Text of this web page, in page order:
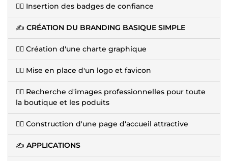
👉🏽 Insertion des badges de confiance
✍️ CRÉATION DU BRANDING BASIQUE SIMPLE
👉🏽 Création d'une charte graphique
👉🏽 Mise en place d'un logo et favicon
👉🏽 Recherche d'images professionnelles pour toute
la boutique et les poduits
👉🏽 Construction d'une page d'accueil attractive
✍️ APPLICATIONS